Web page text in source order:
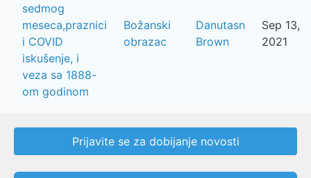
sedmog
meseca,praznici
i COVID
iskušenje, i
veza sa 1888-
om godinom
Božanski
obrazac
Danutasn
Brown
Sep 13,
2021
Prijavite se za dobijanje novosti